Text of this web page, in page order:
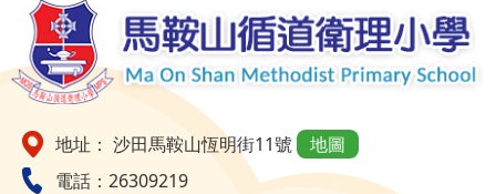
地址： 沙田馬鞍山恆明街11號
地圖
電話：26309219